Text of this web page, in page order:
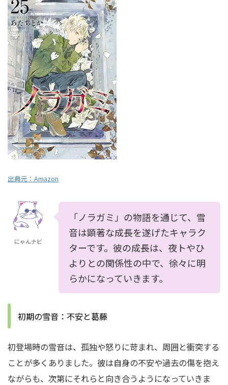
出典元：Amazon
にゃんナビ
「ノラガミ」の物語を通じて、雪
音は顕著な成長を遂げたキャラク
ターです。彼の成長は、夜トやひ
よりとの関係性の中で、徐々に明
らかになっていきます。
初期の雪音：不安と葛藤
初登場時の雪音は、孤独や怒りに苛まれ、周囲と衝突する
ことが多くありました。彼は自身の不安や過去の傷を抱え
ながらも、次第にそれらと向き合うようになっていきま